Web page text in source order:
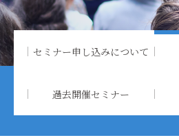
セミナー申し込みについて
過去開催セミナー